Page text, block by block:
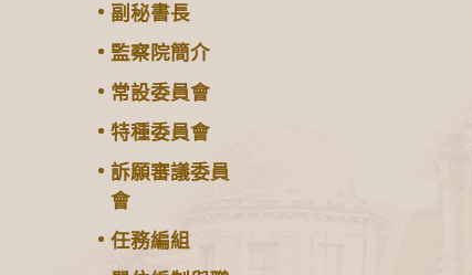
副秘書長
監察院簡介
常設委員會
特種委員會
訴願審議委員
會
任務編組